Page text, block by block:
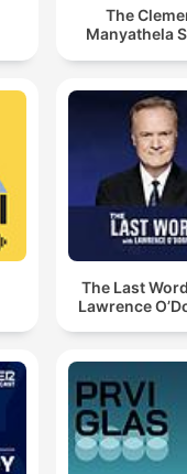
The
Manyathela
The Last
Lawrence